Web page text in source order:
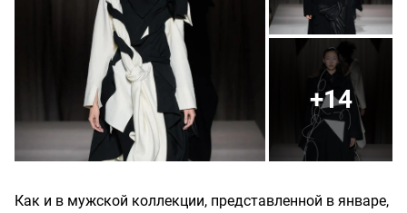
+14
Как и в мужской коллекции, представленной в январе,